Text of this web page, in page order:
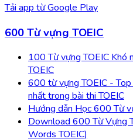
Tải app từGoogle Play
600 Từ vựng TOEIC
100 Từ vựng TOEIC Khó
TOEIC
600 từ vựng TOEIC -
nhất trong bài thi TOEIC
Hướng dẫn Học 600 Từ
Download 600 Từ Vựng
Words TOEIC)